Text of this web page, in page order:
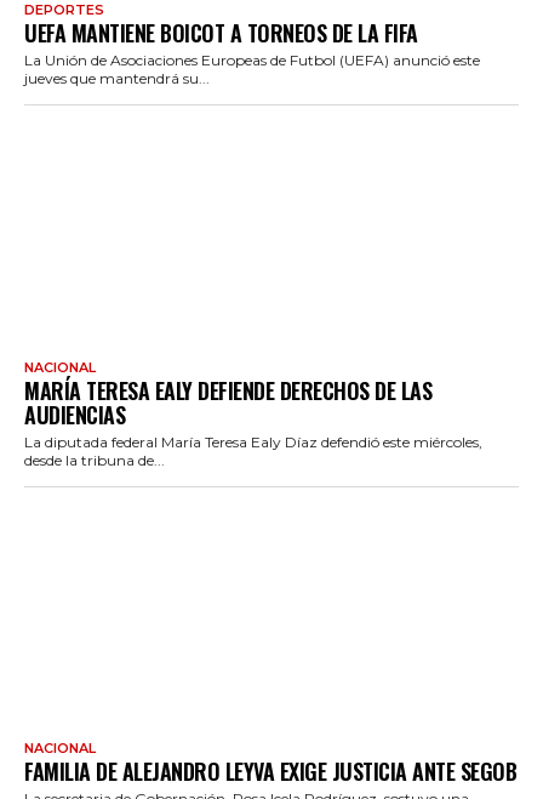
DEPORTES
UEFA MANTIENE BOICOT A TORNEOS DE LA FIFA
La Unión de Asociaciones Europeas de Futbol (UEFA) anunció este
jueves que mantendrá su...
NACIONAL
MARÍA TERESA EALY DEFIENDE DERECHOS DE LAS
AUDIENCIAS
La diputada federal María Teresa Ealy Díaz defendió este miércoles,
desde la tribuna de...
NACIONAL
FAMILIA DE ALEJANDRO LEYVA EXIGE JUSTICIA ANTE SEGOB